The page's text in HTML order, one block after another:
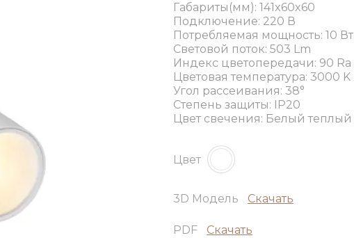
Габариты(мм): 141x60x60
Подключение: 220 В
Потребляемая мощность: 10 Вт
Световой поток: 503 Lm
Индекс цветопередачи: 90 Ra
Цветовая температура: 3000 K
Угол рассеивания: 38°
Степень защиты: IP20
Цвет свечения: Белый теплый
Цвет
3D Модель Скачать
PDF Скачать